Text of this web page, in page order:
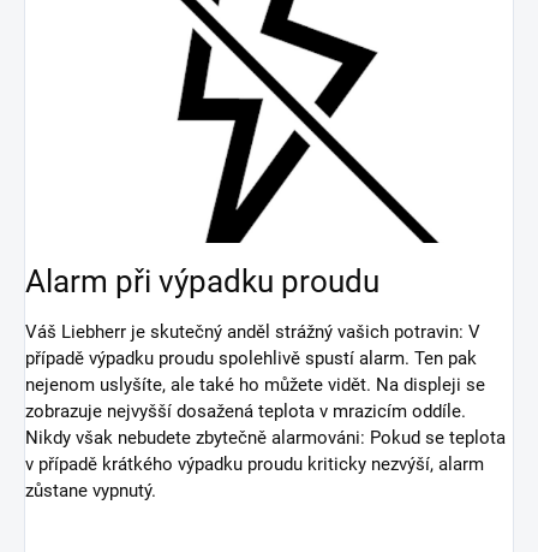
Alarm při výpadku proudu
Váš Liebherr je skutečný anděl strážný vašich potravin: V
případě výpadku proudu spolehlivě spustí alarm. Ten pak
nejenom uslyšíte, ale také ho můžete vidět. Na displeji se
zobrazuje nejvyšší dosažená teplota v mrazicím oddíle.
Nikdy však nebudete zbytečně alarmováni: Pokud se teplota
v případě krátkého výpadku proudu kriticky nezvýší, alarm
zůstane vypnutý.